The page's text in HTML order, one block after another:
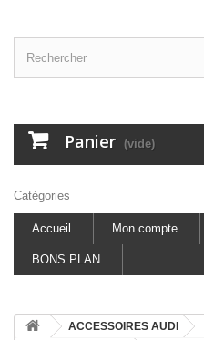
Panier (vide)
Catégories
Accueil Mon compte
BONS PLAN
ACCESSOIRES AUDI